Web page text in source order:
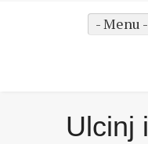
- Menu -
Ulcinj i